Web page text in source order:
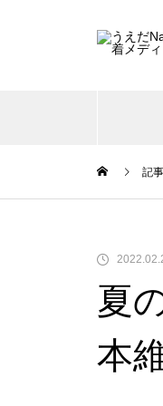
記事
夏
本